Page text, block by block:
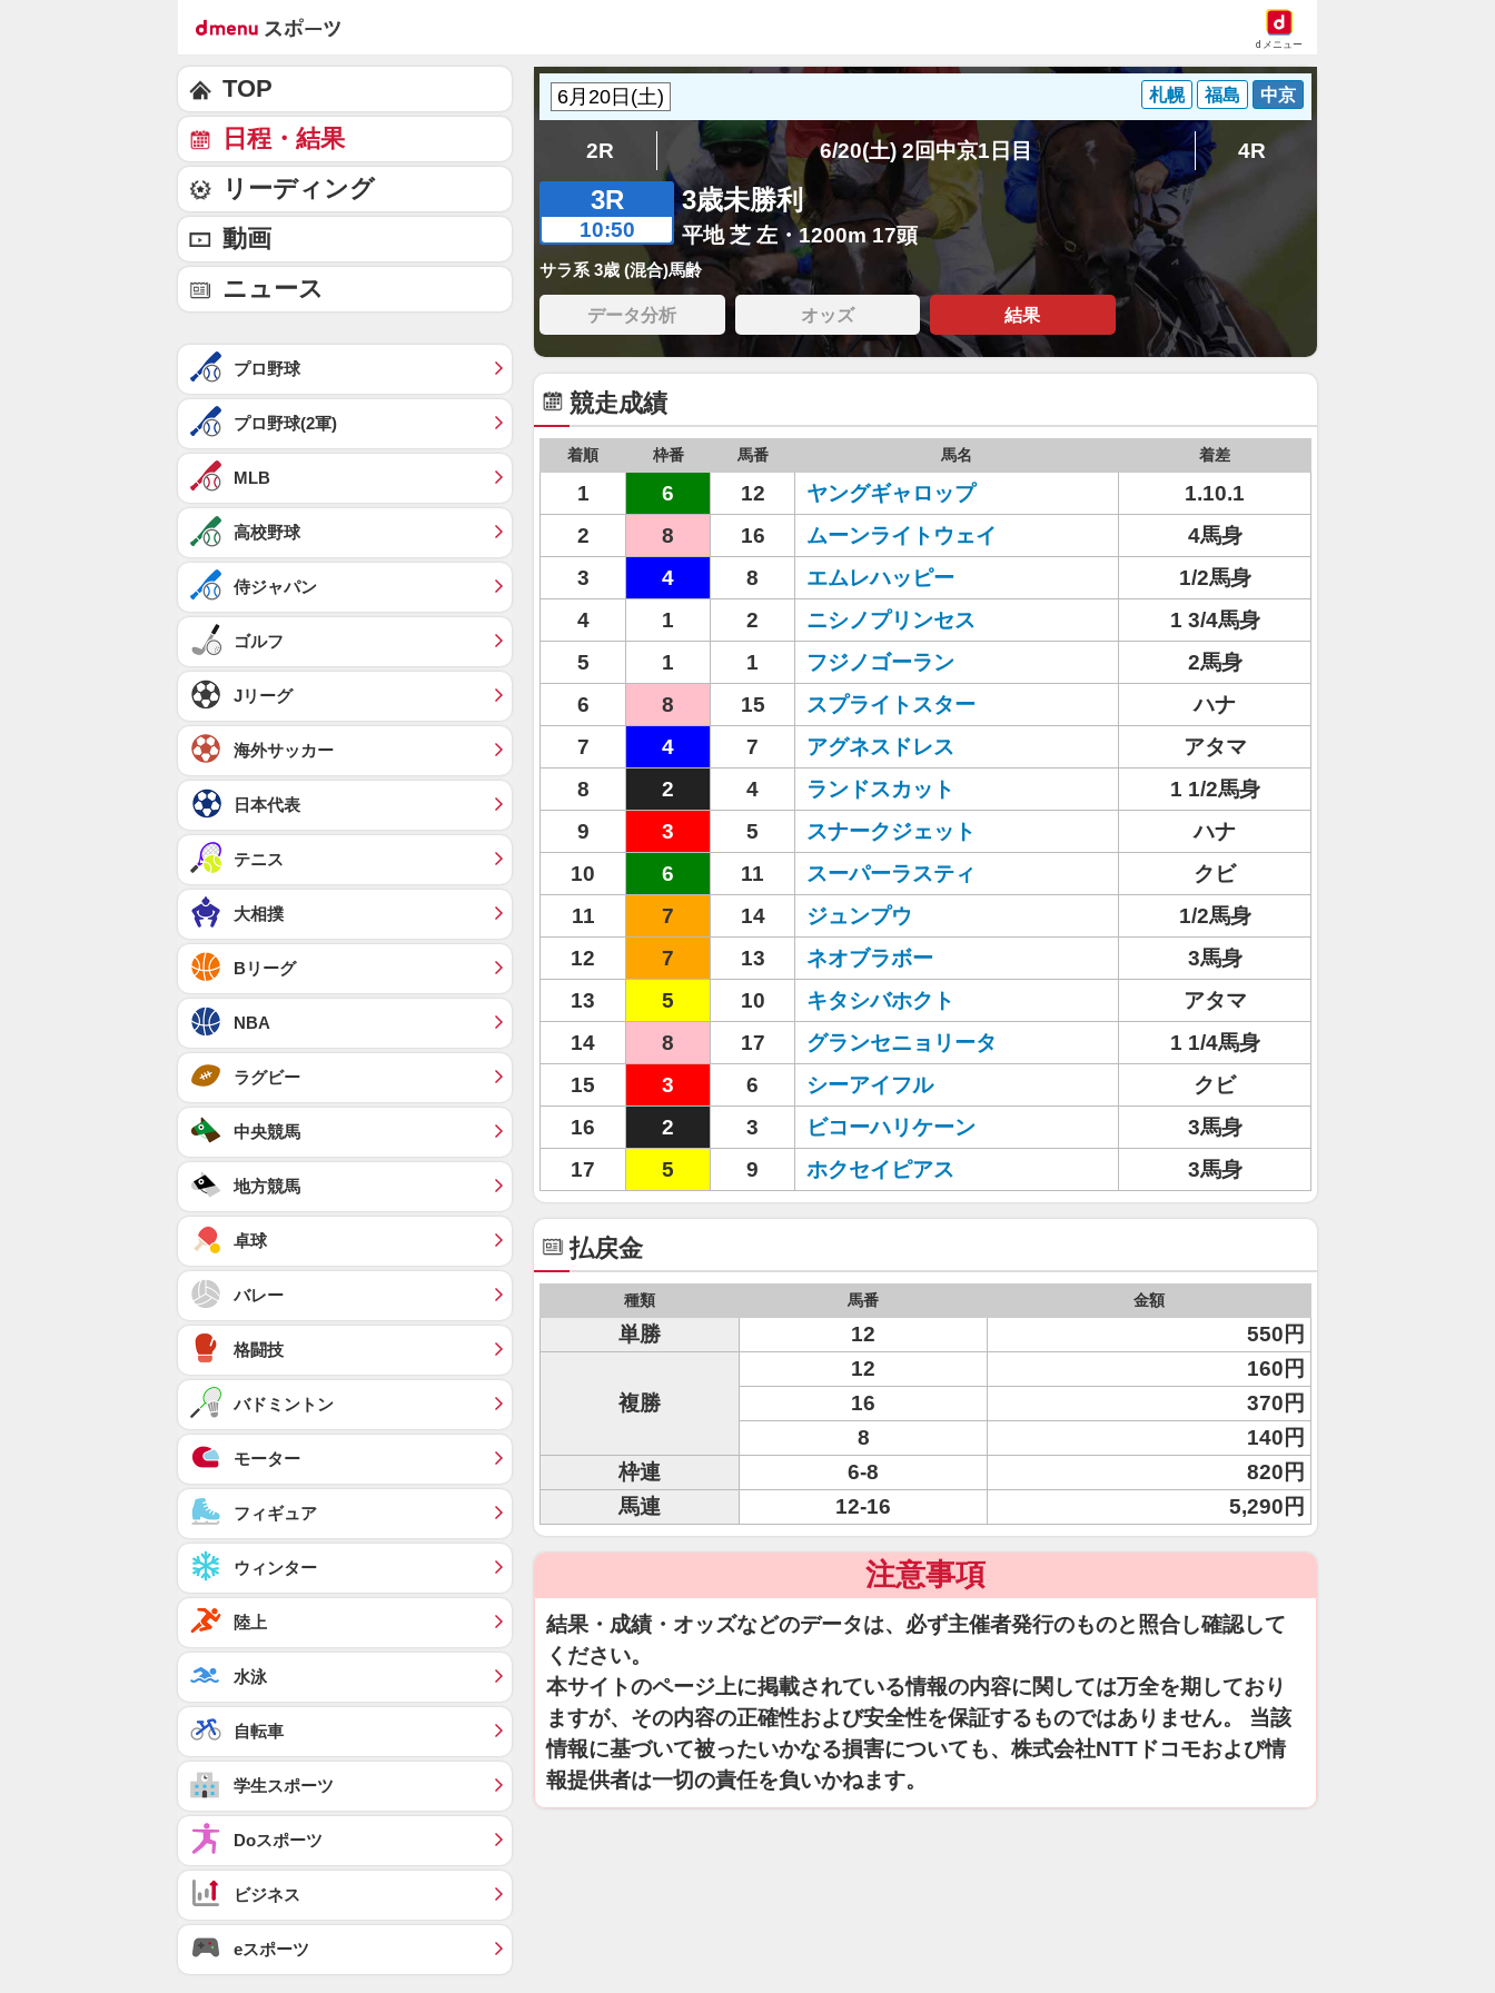
dメニュー
札幌 福島 中京
2R 6/20(土) 2回中京1日目 4R
3R
10:50
3歳未勝利
平地 芝 左・1200m 17頭
サラ系 3歳 (混合)馬齢
データ分析 オッズ 結果
競走成績
着順 枠番 馬番 馬名 着差
1 6 12 ヤングギャロップ
1.10.1
2
8 16 ムーンライトウェイ
4馬身
3
4 8 エムレハッピー
1/2馬身
4
1 2 ニシノプリンセス
1 3/4馬身
5
1 1 フジノゴーラン
2馬身
6
8 15 スプライトスター
ハナ
7
4 7 アグネスドレス
アタマ
8
2 4 ランドスカット
1 1/2馬身
9
3 5 スナークジェット
ハナ
10
6 11 スーパーラスティ
クビ
11
7 14 ジュンプウ
1/2馬身
12
7 13 ネオブラボー
3馬身
13
5 10 キタシバホクト
アタマ
14
8 17 グランセニョリータ
1 1/4馬身
15
3 6 シーアイフル
クビ
16
2 3 ビコーハリケーン
3馬身
17
5 9 ホクセイピアス 3馬身
払戻金
種類 馬番 金額
単勝 12 550円
複勝
12
160円
16
370円
8
140円
枠連
6-8
820円
馬連
12-16 5,290円
注意事項
結果・成績・オッズなどのデータは、必ず主催者発行のものと照合し確認して
ください。
本サイトのページ上に掲載されている情報の内容に関しては万全を期しており
ますが、その内容の正確性および安全性を保証するものではありません。 当該
情報に基づいて被ったいかなる損害についても、株式会社NTTドコモおよび情
報提供者は一切の責任を負いかねます。
TOP
日程・結果
リーディング
動画
ニュース
プロ野球
プロ野球(2軍)
MLB
高校野球
侍ジャパン
ゴルフ
Jリーグ
海外サッカー
日本代表
テニス
大相撲
Bリーグ
NBA
ラグビー
中央競馬
地方競馬
卓球
バレー
格闘技
バドミントン
モーター
フィギュア
ウィンター
陸上
水泳
自転車
学生スポーツ
Doスポーツ
ビジネス
eスポーツ